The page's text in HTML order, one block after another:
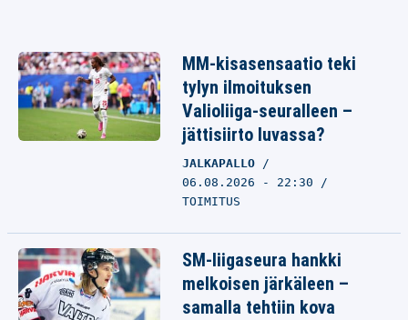
MM-kisasensaatio teki
tylyn ilmoituksen
Valioliiga-seuralleen –
jättisiirto luvassa?
JALKAPALLO
06.08.2026 - 22:30
TOIMITUS
SM-liigaseura hankki
melkoisen järkäleen –
samalla tehtiin kova